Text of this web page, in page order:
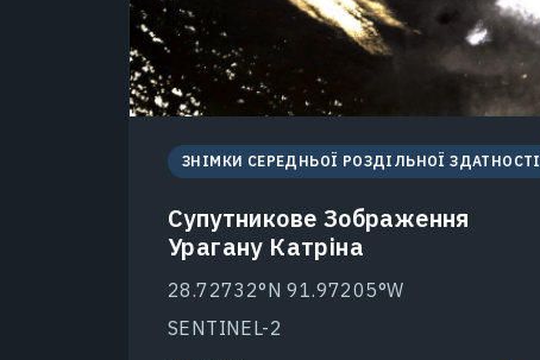
ЗНІМКИ СЕРЕДНЬОЇ РОЗДІЛЬНОЇ ЗДАТНОСТІ
Супутникове Зображення
Урагану Катріна
28.72732°N 91.97205°W
SENTINEL-2